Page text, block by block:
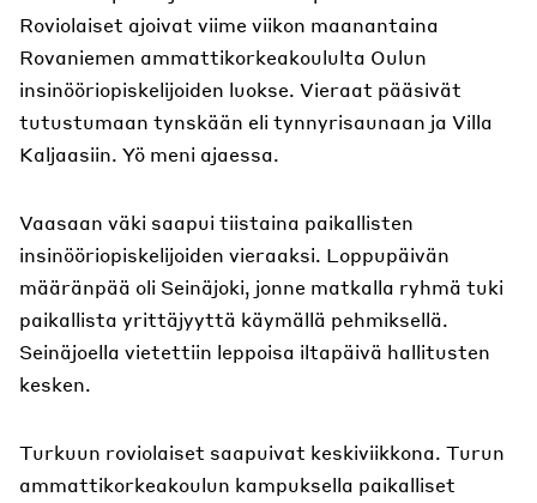
Roviolaiset ajoivat viime viikon maanantaina
Rovaniemen ammattikorkeakoululta Oulun
insinööriopiskelijoiden luokse. Vieraat pääsivät
tutustumaan tynskään eli tynnyrisaunaan ja Villa
Kaljaasiin. Yö meni ajaessa.
Vaasaan väki saapui tiistaina paikallisten
insinööriopiskelijoiden vieraaksi. Loppupäivän
määränpää oli Seinäjoki, jonne matkalla ryhmä tuki
paikallista yrittäjyyttä käymällä pehmiksellä.
Seinäjoella vietettiin leppoisa iltapäivä hallitusten
kesken.
Turkuun roviolaiset saapuivat keskiviikkona. Turun
ammattikorkeakoulun kampuksella paikalliset